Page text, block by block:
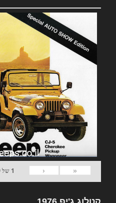
«
‹
1 של